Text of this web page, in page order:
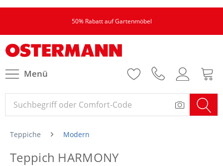
50% Rabatt auf Gartenmöbel
Menü
Teppiche Modern
Teppich HARMONY